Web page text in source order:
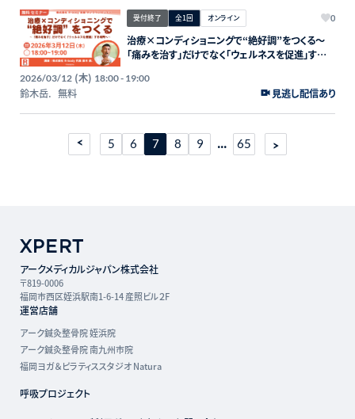
受付終了 全1回 オンライン 0
治療×コンディショニングで“絶好調”をつくる〜
「痛みを治す」だけでなく「ウェルネスを促進」する
2026/03/12 (木) 18:00 - 19:00
鈴木岳. 無料 見逃し配信あり
5 6 7 8 9 ... 65
アークメディカルジャパン株式会社
〒819-0006
福岡市西区姪浜駅南1-6-14 産照ビル２F
運営店舗
アーク鍼灸整骨院 姪浜院
アーク鍼灸整骨院 南九州市院
福岡ヨガ＆ピラティススタジオ Natura
呼吸プロジェクト